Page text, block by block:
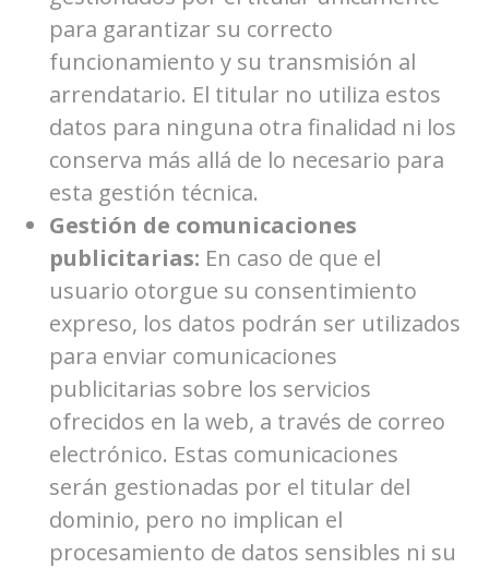
para garantizar su correcto
funcionamiento y su transmisión al
arrendatario. El titular no utiliza estos
datos para ninguna otra finalidad ni los
conserva más allá de lo necesario para
esta gestión técnica.
Gestión de comunicaciones
publicitarias: En caso de que el
usuario otorgue su consentimiento
expreso, los datos podrán ser utilizados
para enviar comunicaciones
publicitarias sobre los servicios
ofrecidos en la web, a través de correo
electrónico. Estas comunicaciones
serán gestionadas por el titular del
dominio, pero no implican el
procesamiento de datos sensibles ni su